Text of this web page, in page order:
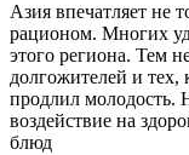
Азия впечатляет не
рационом. Многих
этого региона. Тем
долгожителей и тех,
продлил молодость.
воздействие на
блюд